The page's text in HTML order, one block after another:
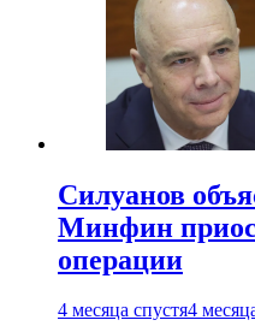
Силуанов
Минфин
операции
4 месяца спустя4